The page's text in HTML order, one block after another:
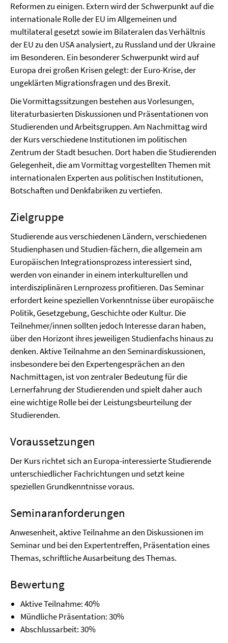
Reformen zu einigen. Extern wird der Schwerpunkt auf die
internationale Rolle der EU im Allgemeinen und
multilateral gesetzt sowie im Bilateralen das Verhältnis
der EU zu den USA analysiert, zu Russland und der Ukraine
im Besonderen. Ein besonderer Schwerpunkt wird auf
Europa drei großen Krisen gelegt: der Euro-Krise, der
ungeklärten Migrationsfragen und des Brexit.
Die Vormittagssitzungen bestehen aus Vorlesungen,
literaturbasierten Diskussionen und Präsentationen von
Studierenden und Arbeitsgruppen. Am Nachmittag wird
der Kurs verschiedene Institutionen im politischen
Zentrum der Stadt besuchen. Dort haben die Studierenden
Gelegenheit, die am Vormittag vorgestellten Themen mit
internationalen Experten aus politischen Institutionen,
Botschaften und Denkfabriken zu vertiefen.
Zielgruppe
Studierende aus verschiedenen Ländern, verschiedenen
Studienphasen und Studien-fächern, die allgemein am
Europäischen Integrationsprozess interessiert sind,
werden von einander in einem interkulturellen und
interdisziplinären Lernprozess profitieren. Das Seminar
erfordert keine speziellen Vorkenntnisse über europäische
Politik, Gesetzgebung, Geschichte oder Kultur. Die
Teilnehmer/innen sollten jedoch Interesse daran haben,
über den Horizont ihres jeweiligen Studienfachs hinaus zu
denken. Aktive Teilnahme an den Seminardiskussionen,
insbesondere bei den Expertengesprächen an den
Nachmittagen, ist von zentraler Bedeutung für die
Lernerfahrung der Studierenden und spielt daher auch
eine wichtige Rolle bei der Leistungsbeurteilung der
Studierenden.
Voraussetzungen
Der Kurs richtet sich an Europa-interessierte Studierende
unterschiedlicher Fachrichtungen und setzt keine
speziellen Grundkenntnisse voraus.
Seminaranforderungen
Anwesenheit, aktive Teilnahme an den Diskussionen im
Seminar und bei den Expertentreffen, Präsentation eines
Themas, schriftliche Ausarbeitung des Themas.
Bewertung
Aktive Teilnahme: 40%
Mündliche Präsentation: 30%
Abschlussarbeit: 30%